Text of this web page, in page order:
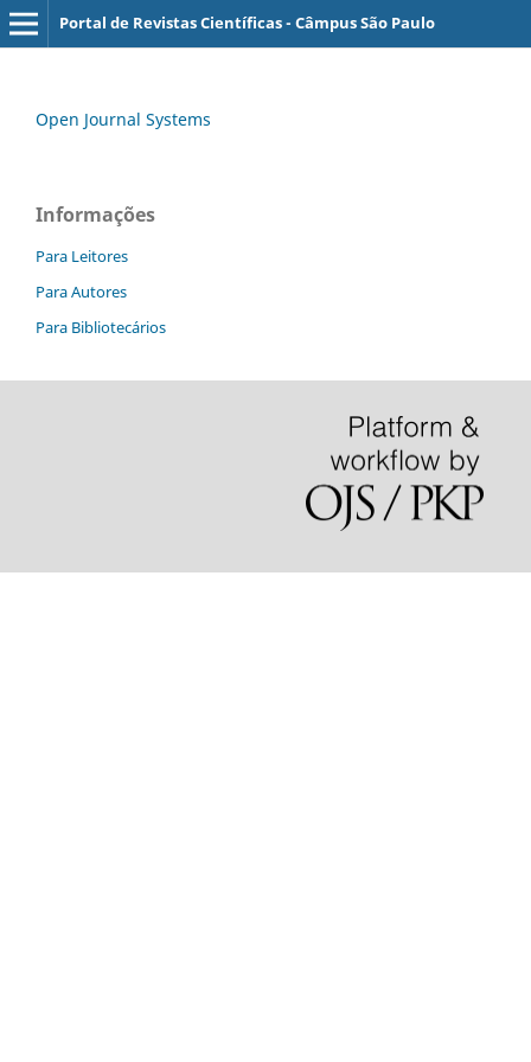
Portal de Revistas Científicas - Câmpus São Paulo
Open Journal Systems
Informações
Para Leitores
Para Autores
Para Bibliotecários